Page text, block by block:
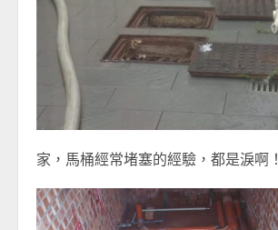
家，馬桶經常堵塞的經驗，都是淚啊！